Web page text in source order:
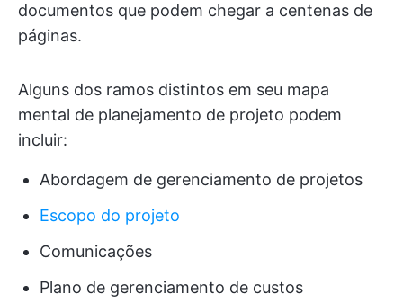
documentos que podem chegar a centenas de
páginas.
Alguns dos ramos distintos em seu mapa
mental de planejamento de projeto podem
incluir:
Abordagem de gerenciamento de projetos
Escopo do projeto
Comunicações
Plano de gerenciamento de custos